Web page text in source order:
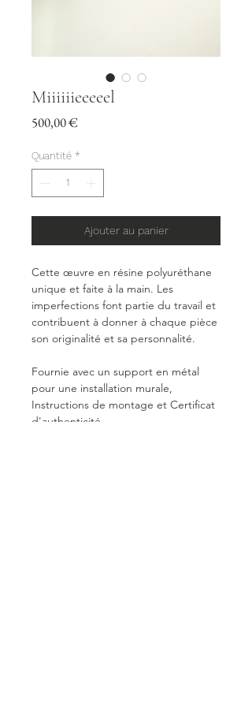
Miiiiiieeeeel
500,00 €Prix
Quantité *
Ajouter au panier
Cette œuvre en résine polyuréthane
unique et faite à la main. Les
imperfections font partie du travail et
contribuent à donner à chaque pièce
son originalité et sa personnalité.
Fournie avec un support en métal
pour une installation murale,
Instructions de montage et Certificat
d'authenticité.